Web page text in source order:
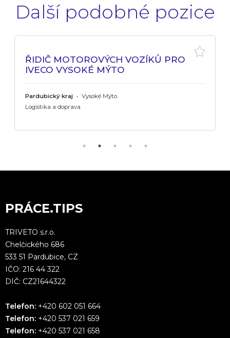
Další podobné pozice
ŘIDIČ MOTOROVÝCH VOZÍKŮ PRO
IVECO VYSOKÉ MÝTO
Pardubický kraj • Vysoké Mýto
Logistika a doprava
PRÁCE.TIPS
TRIVETO s.r.o.
Chelčického 686
533 51 Pardubice, CZ
IČO: 216 44 322
DIČ: CZ21644322
Telefon: +420 602 051 664
Telefon: +420 537 021 659
Telefon: +420 537 021 658